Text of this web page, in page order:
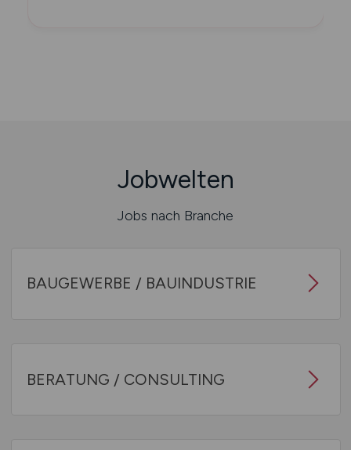
Jobwelten
Jobs nach Branche
BAUGEWERBE / BAUINDUSTRIE
BERATUNG / CONSULTING